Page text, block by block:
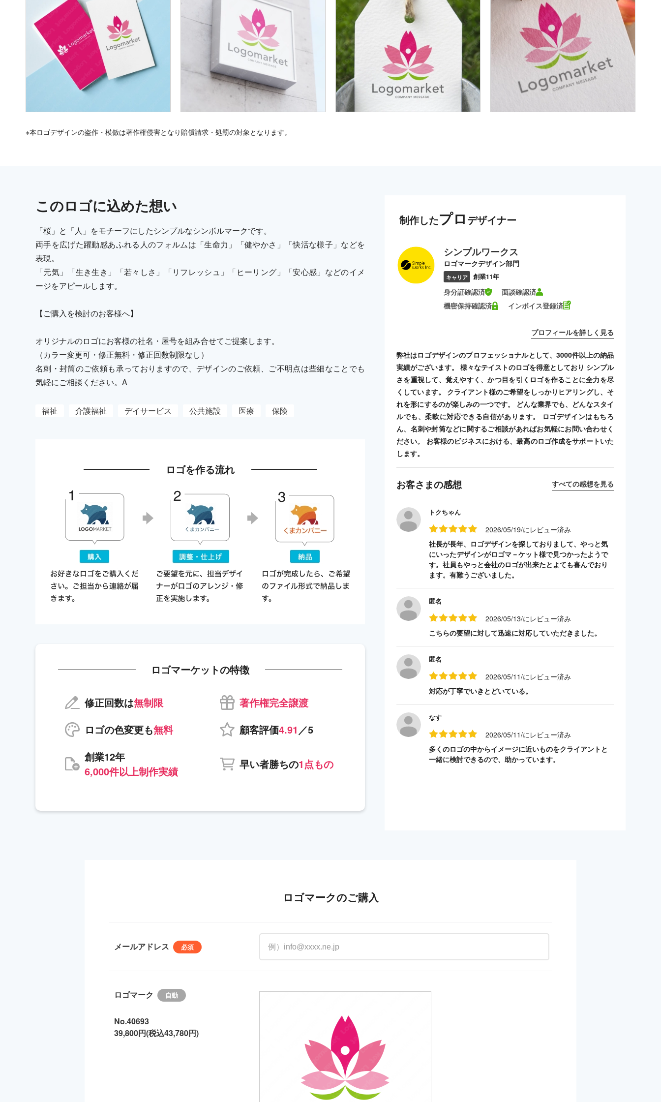
※本ロゴデザインの盗作・模倣は著作権侵害となり賠償請求・処罰の対象となります。
このロゴに込めた想い
「桜」と「人」をモチーフにしたシンプルなシンボルマークです。
両手を広げた躍動感あふれる人のフォルムは「生命力」「健やかさ」「快活な様子」などを
表現。
「元気」「生き生き」「若々しさ」「リフレッシュ」「ヒーリング」「安心感」などのイメ
ージをアピールします。
【ご購入を検討のお客様へ】
オリジナルのロゴにお客様の社名・屋号を組み合せてご提案します。
（カラー変更可・修正無料・修正回数制限なし）
名刺・封筒のご依頼も承っておりますので、デザインのご依頼、ご不明点は些細なことでも
気軽にご相談ください。A
福祉 介護福祉 デイサービス 公共施設 医療 保険
ロゴを作る流れ
ロゴマーケットの特徴
修正回数は無制限
著作権完全譲渡
ロゴの色変更も無料 顧客評価4.91 ／5
創業12年
6,000件以上制作実績
早い者勝ちの1点もの
制作したプロ デザイナー
シンプルワークス
ロゴマークデザイン部門
キャリア 創業11年
身分証確認済
面談確認済
機密保持確認済
インボイス登録済
プロフィールを詳しく見る
弊社はロゴデザインのプロフェッショナルとして、3000件以上の納品
実績がございます。 様々なテイストのロゴを得意としており シンプル
さを重視して、覚えやすく、かつ目を引くロゴを作ることに全力を尽
くしています。 クライアント様のご希望をしっかりヒアリングし、そ
れを形にするのが楽しみの一つです。 どんな業界でも、どんなスタイ
ルでも、柔軟に対応できる自信があります。 ロゴデザインはもちろ
ん、名刺や封筒などに関するご相談があればお気軽にお問い合わせく
ださい。 お客様のビジネスにおける、最高のロゴ作成をサポートいた
します。
お客さまの感想 すべての感想を見る
トクちゃん
2026/05/19/にレビュー済み
社長が長年、ロゴデザインを探しておりまして、やっと気
にいったデザインがロゴマ－ケット様で見つかったようで
す。社員もやっと会社のロゴが出来たとよても喜んでおり
ます。有難うございました。
匿名
2026/05/13/にレビュー済み
こちらの要望に対して迅速に対応していただきました。
匿名
2026/05/11/にレビュー済み
対応が丁寧でいきとどいている。
なす
2026/05/11/にレビュー済み
多くのロゴの中からイメージに近いものをクライアントと
一緒に検討できるので、助かっています。
ロゴマークのご購入
メールアドレス
ロゴマーク
No.40693
39,800円(税込43,780円)